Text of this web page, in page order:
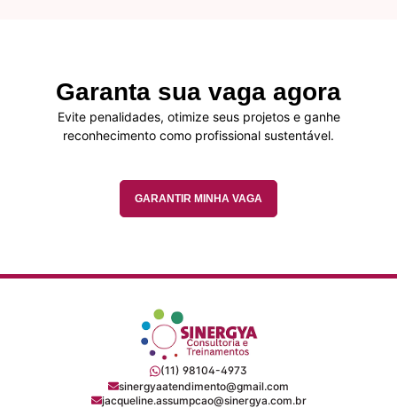
Garanta sua vaga agora
Evite penalidades, otimize seus projetos e ganhe
reconhecimento como profissional sustentável.
GARANTIR MINHA VAGA
(11) 98104-4973
sinergyaatendimento@gmail.com
jacqueline.assumpcao@sinergya.com.br